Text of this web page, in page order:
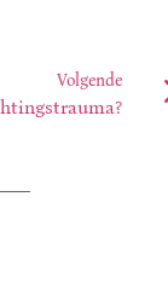
Volgende